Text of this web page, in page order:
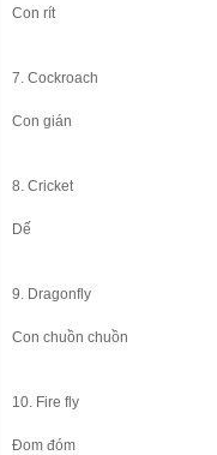
Con rít
7. Cockroach
Con gián
8. Cricket
Dế
9. Dragonfly
Con chuồn chuồn
10. Fire fly
Đom đóm